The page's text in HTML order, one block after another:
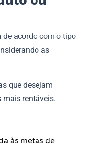
de acordo com o tipo
as
que desejam
mais rentáveis.
às metas de